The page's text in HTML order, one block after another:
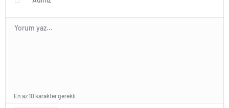
En az 10 karakter gerekli